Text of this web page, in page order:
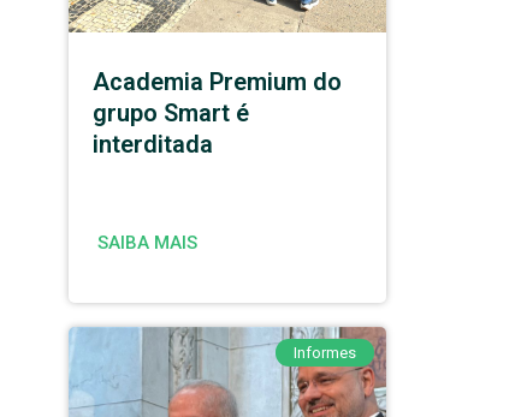
Academia Premium do
grupo Smart é
interditada
SAIBA MAIS
Informes